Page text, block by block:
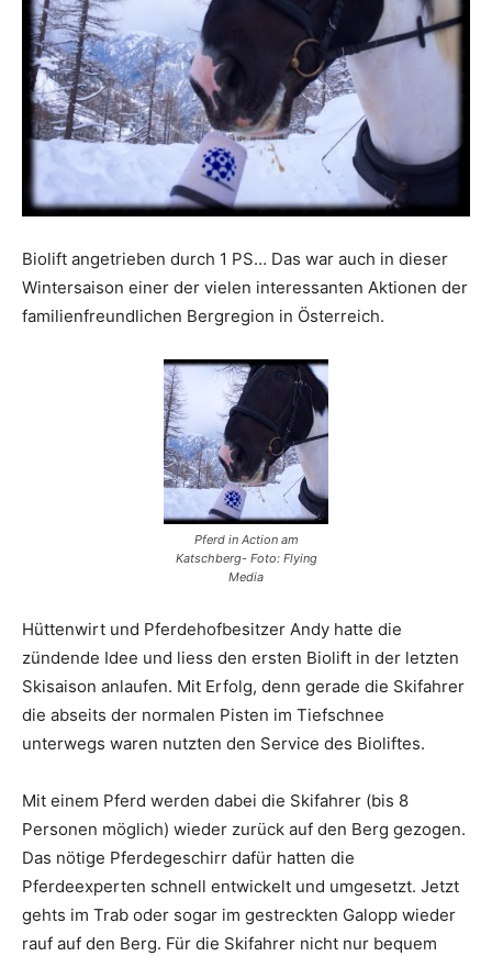
Reiseempfehlungen.
Biolift angetrieben durch 1 PS… Das war auch in dieser
Wintersaison einer der vielen interessanten Aktionen der
familienfreundlichen Bergregion in Österreich.
Pferd in Action am
Katschberg- Foto: Flying
Media
Hüttenwirt und Pferdehofbesitzer Andy hatte die
zündende Idee und liess den ersten Biolift in der letzten
Skisaison anlaufen. Mit Erfolg, denn gerade die Skifahrer
die abseits der normalen Pisten im Tiefschnee
unterwegs waren nutzten den Service des Bioliftes.
Mit einem Pferd werden dabei die Skifahrer (bis 8
Personen möglich) wieder zurück auf den Berg gezogen.
Das nötige Pferdegeschirr dafür hatten die
Pferdeexperten schnell entwickelt und umgesetzt. Jetzt
gehts im Trab oder sogar im gestreckten Galopp wieder
rauf auf den Berg. Für die Skifahrer nicht nur bequem